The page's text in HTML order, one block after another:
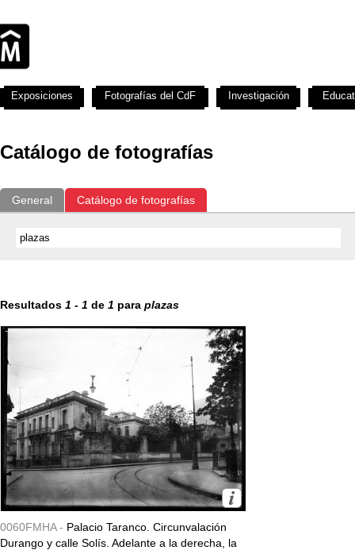
Catálogo de fotografías
General Catálogo de fotografías
Resultados 1 - 1 de 1 para plazas
0060FMHA - Palacio Taranco. Circunvalación
Durango y calle Solís. Adelante a la derecha, la
Exposiciones Fotografías del CdF Investigación